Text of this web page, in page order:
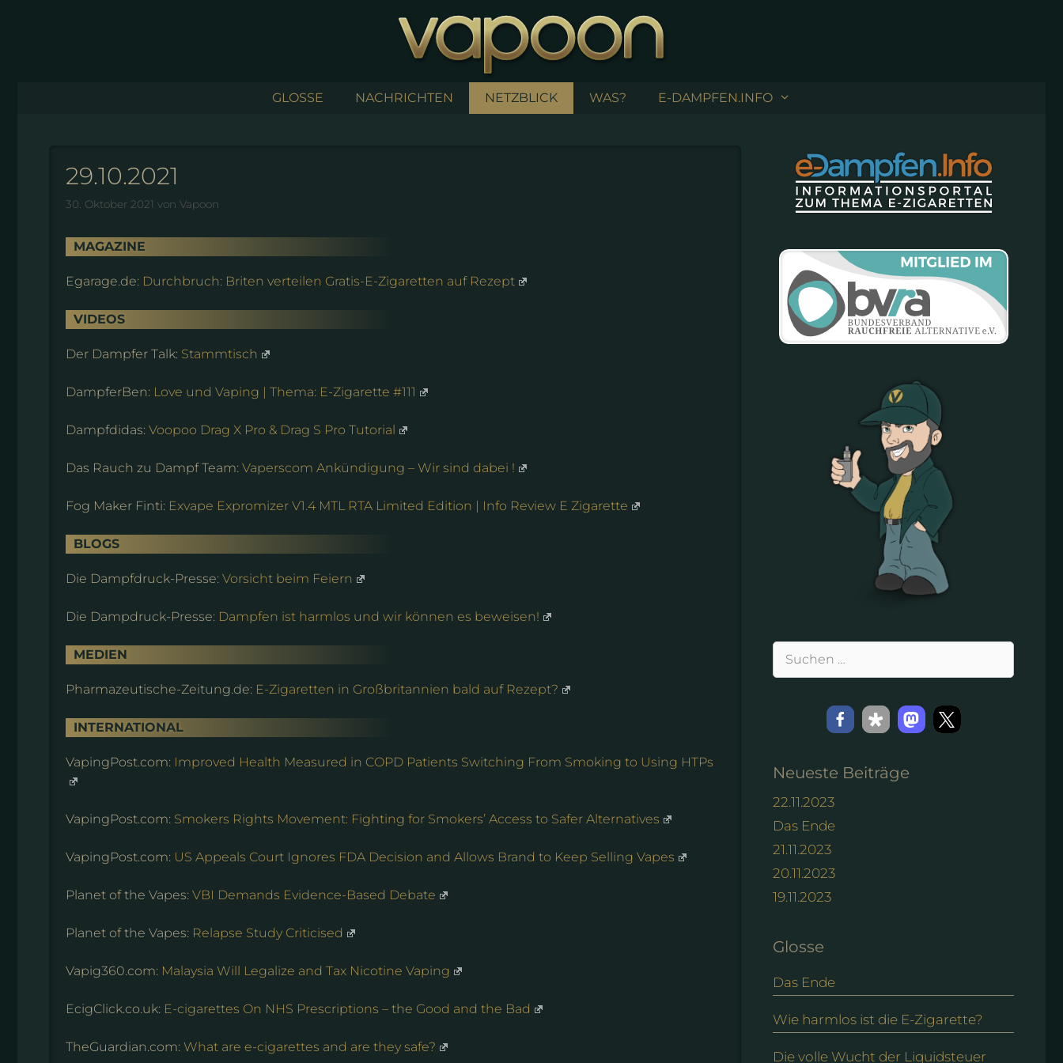
GLOSSE NACHRICHTEN NETZBLICK WAS? E-DAMPFEN.INFO
29.10.2021
30. Oktober 2021 von Vapoon
MAGAZINE
Egarage.de: Durchbruch: Briten verteilen Gratis-E-Zigaretten auf Rezept
VIDEOS
Der Dampfer Talk: Stammtisch
DampferBen: Love und Vaping | Thema: E-Zigarette #111
Dampfdidas: Voopoo Drag X Pro & Drag S Pro Tutorial
Das Rauch zu Dampf Team: Vaperscom Ankündigung – Wir sind dabei !
Fog Maker Finti: Exvape Expromizer V1.4 MTL RTA Limited Edition | Info Review E Zigarette
BLOGS
Die Dampfdruck-Presse: Vorsicht beim Feiern
Die Dampdruck-Presse: Dampfen ist harmlos und wir können es beweisen!
MEDIEN
Pharmazeutische-Zeitung.de: E-Zigaretten in Großbritannien bald auf Rezept?
INTERNATIONAL
VapingPost.com: Improved Health Measured in COPD Patients Switching From Smoking to Using HTPs
VapingPost.com: Smokers Rights Movement: Fighting for Smokers’ Access to Safer Alternatives
VapingPost.com: US Appeals Court Ignores FDA Decision and Allows Brand to Keep Selling Vapes
Planet of the Vapes: VBI Demands Evidence-Based Debate
Planet of the Vapes: Relapse Study Criticised
Vapig360.com: Malaysia Will Legalize and Tax Nicotine Vaping
EcigClick.co.uk: E-cigarettes On NHS Prescriptions – the Good and the Bad
TheGuardian.com: What are e-cigarettes and are they safe?
Suchen
Neueste Beiträge
22.11.2023
Das Ende
21.11.2023
20.11.2023
19.11.2023
Glosse
Das Ende
Wie harmlos ist die E-Zigarette?
Die volle Wucht der Liquidsteuer